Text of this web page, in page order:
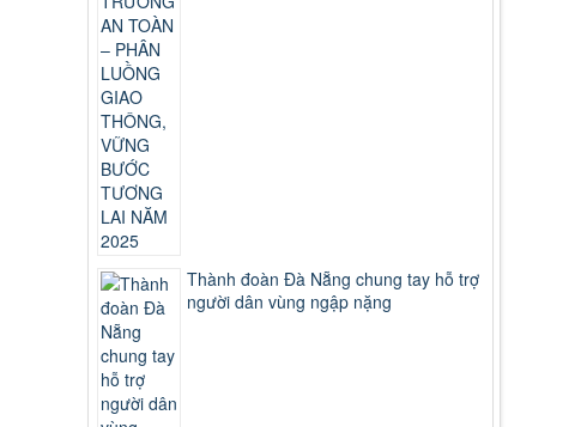
Thành đoàn Đà Nẵng chung tay hỗ trợ
người dân vùng ngập nặng